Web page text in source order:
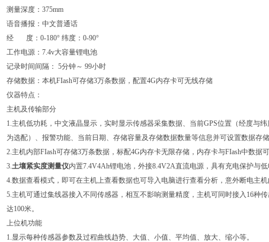
测量深度：375mm
语音播报：中文普通话
经 度：0-180° 纬度：0-90°
工作电源：7.4v大容量锂电池
记录时间间隔： 5分钟～ 99小时
存储数据：本机FIash可存储3万条数据，配置4G内存卡可无线存储
仪器特点：
主机及传输部分
1.主机低功耗，中文液晶显示，实时显示传感器采集数据、当前GPS位置（经度与
为选配）、报警功能、当前日期、存储容量及存储数据数量等信息并可设置数据存储
2.主机内部FIash可存储3万条数据，标配4G内存卡无限存储，内存卡与FIash中数据可
3.土壤紧实度测量仪内置7.4V4Ah锂电池，外接8.4V2A直流电源，具有充电保护与低
4.数据查看模式，即可在主机上查看数据也可导入电脑进行查看分析，意外断电主机
5.主机可通过集线器接入不同传感器，相互不影响测量精度，主机可同时接入16种
达100米。
上位机功能
1.显示每种传感器参数及过程曲线趋势、大值、小值、平均值、放大、缩小等。